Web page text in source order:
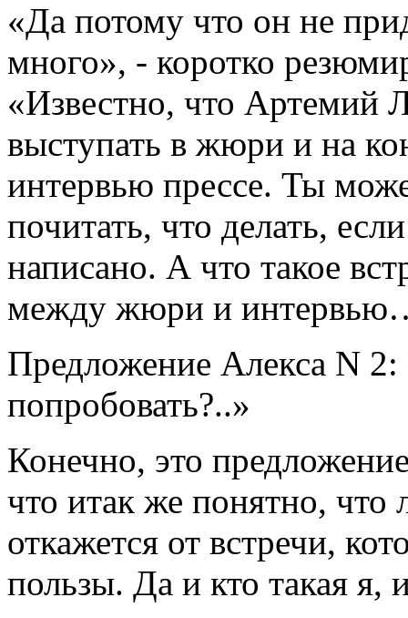
«Да потому что он не
много», - коротко
«Известно, что Артемий
выступать в жюри и на
интервью прессе. Ты
почитать, что делать,
написано. А что такое
между жюри и
Предложение Алекса N
попробовать?..»
Конечно, это
что итак же понятно, что
откажется от встречи,
пользы. Да и кто такая я,